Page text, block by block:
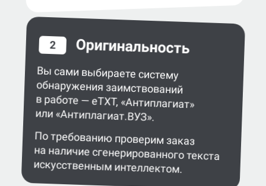
2 Оригинальность
Вы сами выбираете систему
обнаружения заимствований
в работе — eTXT, «Антиплагиат»
или «Антиплагиат.ВУЗ».
По требованию проверим заказ
на наличие сгенерированного текста
искусственным интеллектом.